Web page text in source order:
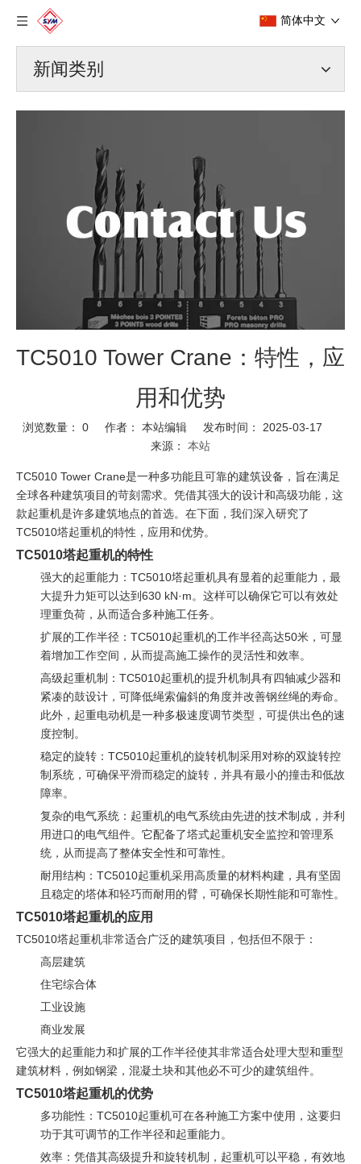
简体中文
新闻类别
TC5010 Tower Crane：特性，应
用和优势
浏览数量： 0 作者： 本站编辑 发布时间： 2025-03-17
来源： 本站
TC5010 Tower Crane是一种多功能且可靠的建筑设备，旨在满足
全球各种建筑项目的苛刻需求。凭借其强大的设计和高级功能，这
款起重机是许多建筑地点的首选。在下面，我们深入研究了
TC5010塔起重机的特性，应用和优势。
TC5010塔起重机的特性
强大的起重能力：TC5010塔起重机具有显着的起重能力，最
大提升力矩可以达到630 kN·m。这样可以确保它可以有效处
理重负荷，从而适合多种施工任务。
扩展的工作半径：TC5010起重机的工作半径高达50米，可显
着增加工作空间，从而提高施工操作的灵活性和效率。
高级起重机制：TC5010起重机的提升机制具有四轴减少器和
紧凑的鼓设计，可降低绳索偏斜的角度并改善钢丝绳的寿命。
此外，起重电动机是一种多极速度调节类型，可提供出色的速
度控制。
稳定的旋转：TC5010起重机的旋转机制采用对称的双旋转控
制系统，可确保平滑而稳定的旋转，并具有最小的撞击和低故
障率。
复杂的电气系统：起重机的电气系统由先进的技术制成，并利
用进口的电气组件。它配备了塔式起重机安全监控和管理系
统，从而提高了整体安全性和可靠性。
耐用结构：TC5010起重机采用高质量的材料构建，具有坚固
且稳定的塔体和轻巧而耐用的臂，可确保长期性能和可靠性。
TC5010塔起重机的应用
TC5010塔起重机非常适合广泛的建筑项目，包括但不限于：
高层建筑
住宅综合体
工业设施
商业发展
它强大的起重能力和扩展的工作半径使其非常适合处理大型和重型
建筑材料，例如钢梁，混凝土块和其他必不可少的建筑组件。
TC5010塔起重机的优势
多功能性：TC5010起重机可在各种施工方案中使用，这要归
功于其可调节的工作半径和起重能力。
效率：凭借其高级提升和旋转机制，起重机可以平稳，有效地